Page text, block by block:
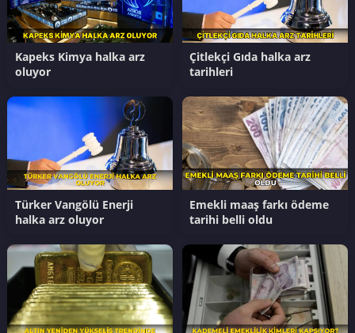
Kapeks Kimya halka arz
oluyor
Çitlekçi Gıda halka arz
tarihleri
Türker Vangölü Enerji
halka arz oluyor
Emekli maaş farkı ödeme
tarihi belli oldu